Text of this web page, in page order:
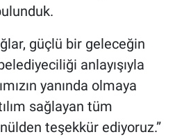
güçlü bir geleceğin
anlayışıyla
yanında olmaya
sağlayan tüm
teşekkür ediyoruz.”